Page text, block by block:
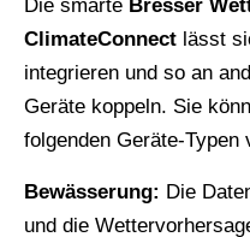
Die smarte Bresser
ClimateConnect lässt
integrieren und so an
Geräte koppeln. Sie
folgenden Geräte-Typen
Bewässerung: Die
und die